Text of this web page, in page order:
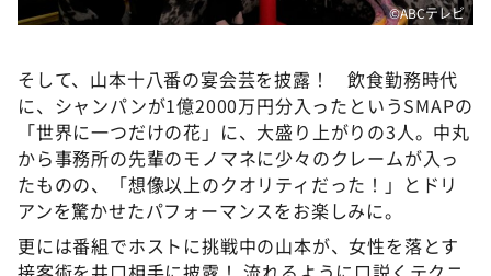
©ABCテレビ
そして、山本十八番の宴会芸を披露！ 飲食勤務時代
に、シャンパンが1億2000万円分入ったというSMAPの
「世界に一つだけの花」に、大盛り上がりの3人。中丸
から事務所の先輩のモノマネに少々のクレームが入っ
たものの、「想像以上のクオリティだった！」とドリ
アンを驚かせたパフォーマンスをお楽しみに。
更には番組でホストに挑戦中の山本が、女性を落とす